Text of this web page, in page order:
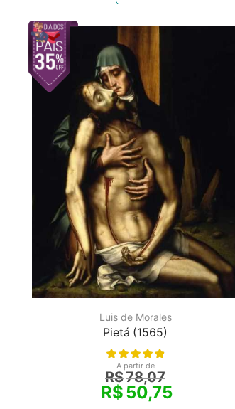
Luis de Morales
Pietá (1565)
A partir de
R$78,07
R$50,75